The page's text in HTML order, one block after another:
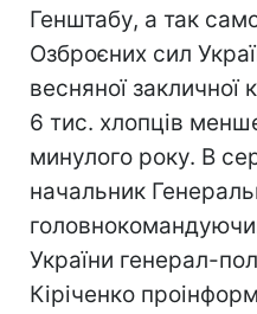
Генштабу, а так
Озброєних сил
весняної закличної
6 тис. хлопців
минулого року. В
начальник
України генерал-
Кіріченко